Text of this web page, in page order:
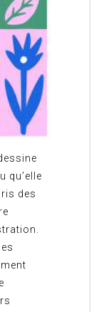
qu’elle
des